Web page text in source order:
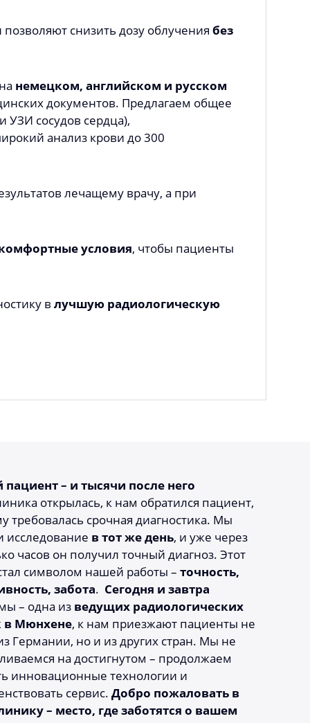
снизить дозу облучения без
немецком, английском и русском
документов. Предлагаем общее
УЗИ сосудов сердца),
анализ крови до 300
лечащему врачу, а при
условия, чтобы пациенты
в лучшую радиологическую
– и тысячи после него
открылась, к нам обратился пациент,
требовалась срочная диагностика. Мы
исследование в тот же день, и уже через
часов он получил точный диагноз. Этот
символом нашей работы – точность,
забота. Сегодня и завтра
– одна из ведущих радиологических
в Мюнхене, к нам приезжают пациенты не
Германии, но и из других стран. Мы не
на достигнутом – продолжаем
инновационные технологии и
сервис. Добро пожаловать в
– место, где заботятся о вашем